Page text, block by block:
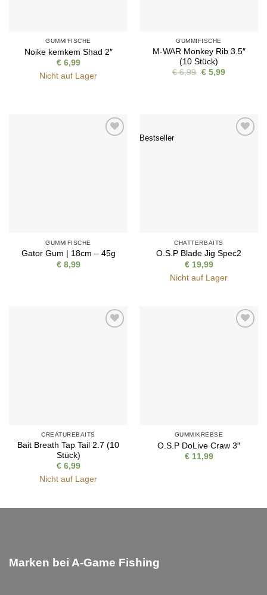
GUMMIFISCHE
Noike kemkem Shad 2″
€6,99
Nicht auf Lager
GUMMIFISCHE
M-WAR Monkey Rib 3.5″
(10 Stück)
€6,99 Ursprünglicher
€5,99Aktueller
GUMMIFISCHE
Gator Gum | 18cm – 45g
€8,99
Bestseller
CHATTERBAITS
O.S.P Blade Jig Spec2
€19,99
Nicht auf Lager
CREATUREBAITS
Bait Breath Tap Tail 2.7 (10
Stück)
€6,99
Nicht auf Lager
GUMMIKREBSE
O.S.P DoLive Craw 3″
€11,99
Marken bei A-Game Fishing